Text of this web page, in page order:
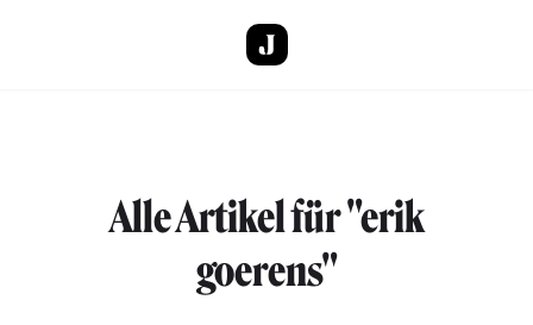
Alle Artikel für "erik
goerens"